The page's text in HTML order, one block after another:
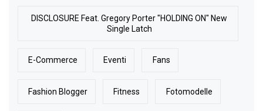
DISCLOSURE Feat. Gregory Porter "HOLDING ON" New
Single Latch
E-Commerce Eventi Fans
Fashion Blogger Fitness Fotomodelle